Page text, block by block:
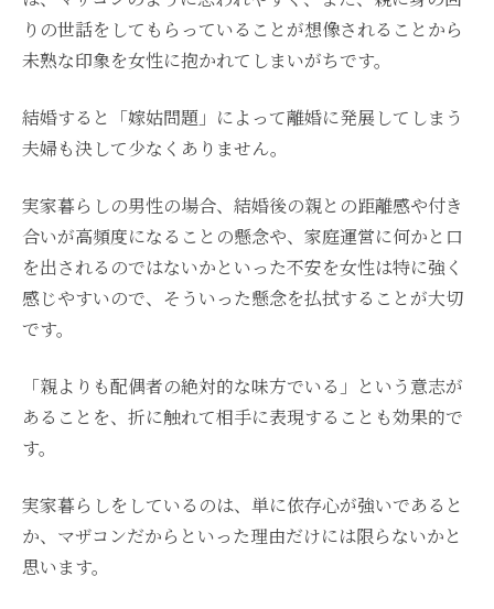
りの世話をしてもらっていることが想像されることから
未熟な印象を女性に抱かれてしまいがちです。
結婚すると「嫁姑問題」によって離婚に発展してしまう
夫婦も決して少なくありません。
実家暮らしの男性の場合、結婚後の親との距離感や付き
合いが高頻度になることの懸念や、家庭運営に何かと口
を出されるのではないかといった不安を女性は特に強く
感じやすいので、そういった懸念を払拭することが大切
です。
「親よりも配偶者の絶対的な味方でいる」という意志が
あることを、折に触れて相手に表現することも効果的で
す。
実家暮らしをしているのは、単に依存心が強いであると
か、マザコンだからといった理由だけには限らないかと
思います。